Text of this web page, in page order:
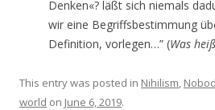
Denken«? läßt sich niemals
wir eine Begriffsbestimmung
Definition, vorlegen…” (Was
This entry was posted in Nihilism,
world on June 6, 2019.